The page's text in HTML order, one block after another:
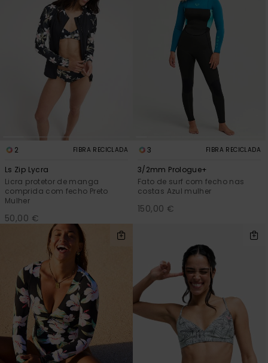
2 FIBRA RECICLADA
Ls Zip Lycra
Licra protetor de manga
comprida com fecho Preto
Mulher
50,00 €
3 FIBRA RECICLADA
3/2mm Prologue+
Fato de surf com fecho nas
costas Azul mulher
150,00 €